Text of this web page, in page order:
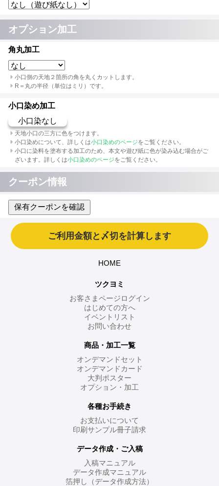
オプション加工
角丸加工
小口側の天地２箇所の角を丸くカットします。
R＝丸の半径（単位はミリ）です。
小口染め加工
小口染なし
天地小口の三方に色をつけます。
小口染めについて、詳しくは小口染めのページをご覧ください。
小口に染料を塗布する加工のため、本文や遊び紙に色が染み込む場合がご
ざいます。詳しくは小口染めのページをご覧ください。
クーポン情報
保有クーポンを確認
HOME
ツクヨミ
お客さまページログイン
はじめての方へ
イベントリスト
お問い合わせ
商品・加工一覧
オンデマンドセット
オンデマンドカード
大判ポスター
オプション・加工
各種お手続き
お支払いについて
印刷サンプル冊子請求
データ作成・ご入稿
入稿マニュアル
データ作成マニュアル
箔押し（データ作成方法）